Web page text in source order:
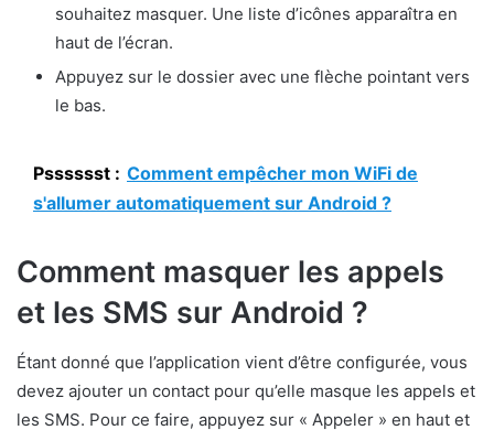
souhaitez masquer. Une liste d’icônes apparaîtra en
haut de l’écran.
Appuyez sur le dossier avec une flèche pointant vers
le bas.
Psssssst : Comment empêcher mon WiFi de
s'allumer automatiquement sur Android ?
Comment masquer les appels
et les SMS sur Android ?
Étant donné que l’application vient d’être configurée, vous
devez ajouter un contact pour qu’elle masque les appels et
les SMS. Pour ce faire, appuyez sur « Appeler » en haut et